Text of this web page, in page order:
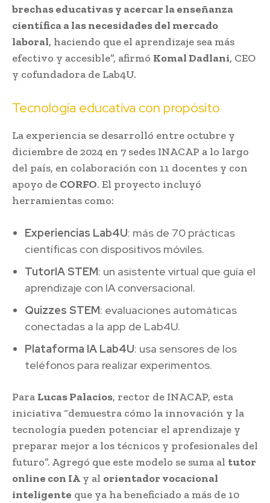
brechas educativas y acercar la enseñanza
científica a las necesidades del mercado
laboral, haciendo que el aprendizaje sea más
efectivo y accesible”, afirmó Komal Dadlani, CEO
y cofundadora de Lab4U.
Tecnología educativa con propósito
La experiencia se desarrolló entre octubre y
diciembre de 2024 en 7 sedes INACAP a lo largo
del país, en colaboración con 11 docentes y con
apoyo de CORFO. El proyecto incluyó
herramientas como:
Experiencias Lab4U: más de 70 prácticas
científicas con dispositivos móviles.
TutorIA STEM: un asistente virtual que guía el
aprendizaje con IA conversacional.
Quizzes STEM: evaluaciones automáticas
conectadas a la app de Lab4U.
Plataforma IA Lab4U: usa sensores de los
teléfonos para realizar experimentos.
Para Lucas Palacios, rector de INACAP, esta
iniciativa “demuestra cómo la innovación y la
tecnología pueden potenciar el aprendizaje y
preparar mejor a los técnicos y profesionales del
futuro”. Agregó que este modelo se suma al tutor
online con IA y al orientador vocacional
inteligente que ya ha beneficiado a más de 10